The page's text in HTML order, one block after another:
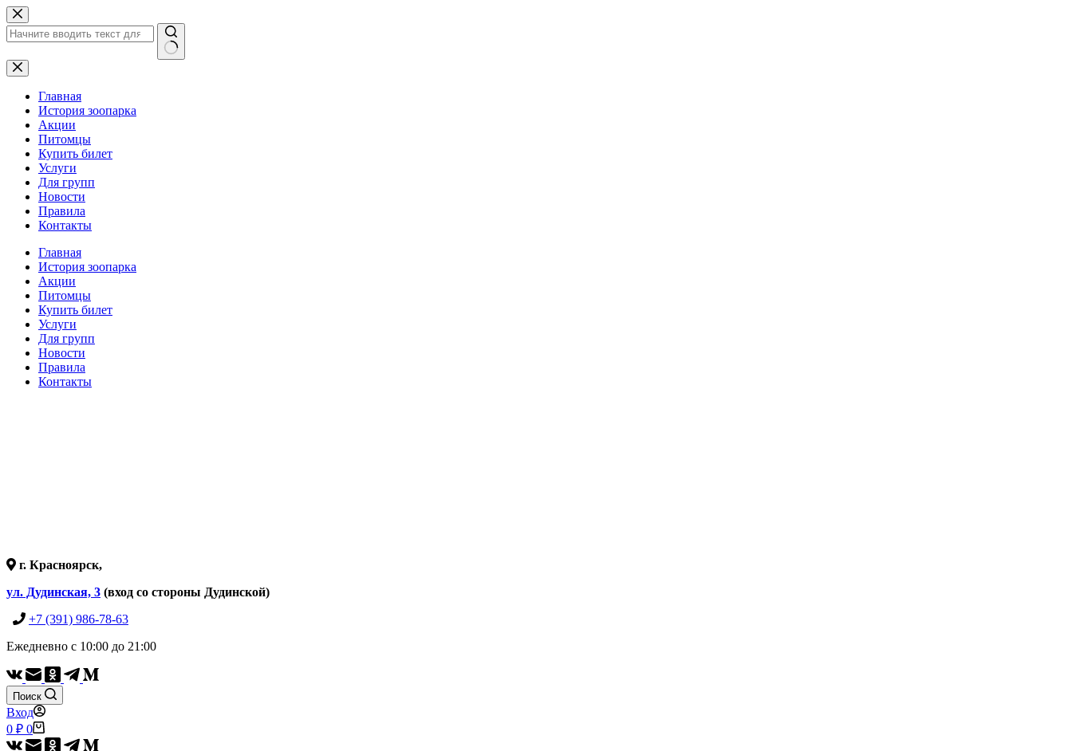
Перейти
к
сути
Ничего
не
найденоГлавная
История зоопарка
Акции
Питомцы
Купить билет
Услуги
Для групп
Новости
Правила
Контакты
Главная
История зоопарка
Акции
Питомцы
Купить билет
Услуги
Для групп
Новости
Правила
Контакты
г. Красноярск,
ул. Дудинская, 3 (вход со стороны Дудинской)
+7 (391) 986-78-63
Ежедневно с 10:00 до 21:00
Поиск
Вход
Корзина
0 ₽ 0